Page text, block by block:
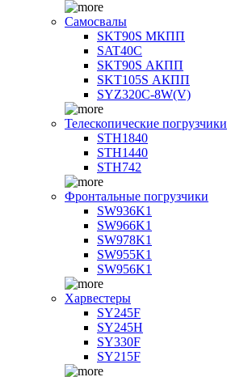
Самосвалы
SKT90S МКПП
SAT40C
SKT90S АКПП
SKT105S АКПП
SYZ320C-8W(V)
Телескопические погрузчики
STH1840
STH1440
STH742
Фронтальные погрузчики
SW936K1
SW966K1
SW978K1
SW955K1
SW956K1
Харвестеры
SY245F
SY245H
SY330F
SY215F